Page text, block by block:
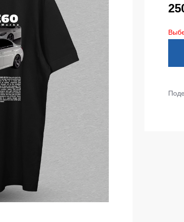
Детские футболки
Фартуки
Костюмы
Серия Neurum
Медицинские костюмы